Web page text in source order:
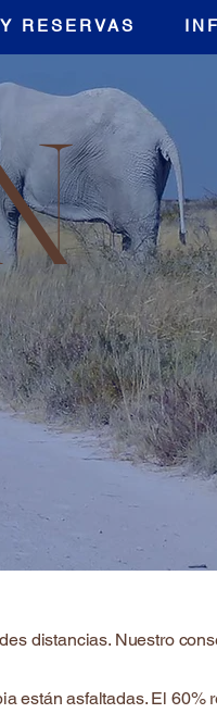
RESERVAS
distancias. Nuestro
están asfaltadas. El 60%